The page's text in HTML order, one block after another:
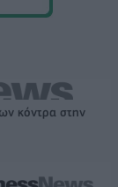
κόντρα στην